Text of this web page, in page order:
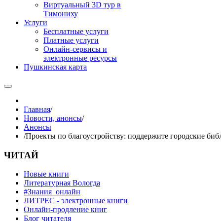
Виртуальный 3D тур в
Тимониху
Услуги
Бесплатные услуги
Платные услуги
Онлайн-сервисы и
электронные ресурсы
Пушкинская карта
Главная/
Новости, анонсы/
Анонсы
/Проекты по благоустройству: поддержите городские
ЧИТАЙ
Новые книги
Литературная Вологда
#Знания_онлайн
ЛИТРЕС - электронные книги
Онлайн-продление книг
Блог читателя